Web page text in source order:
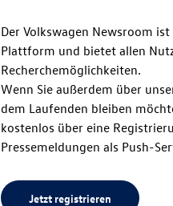
Der Volkswagen Newsroom
Plattform und bietet allen
Recherchemöglichkeiten.
Wenn Sie außerdem über
dem Laufenden bleiben
kostenlos über eine
Pressemeldungen als Push-
Jetzt registrieren